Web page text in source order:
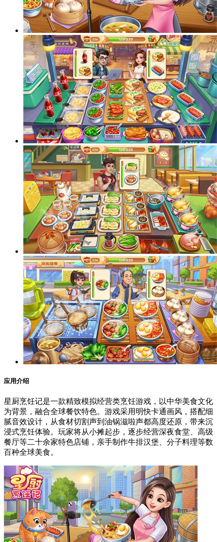
应用介绍
星厨烹饪记是一款精致模拟经营类烹饪游戏，以中华美食文化
为背景，融合全球餐饮特色。游戏采用明快卡通画风，搭配细
腻音效设计，从食材切割声到油锅滋啦声都高度还原，带来沉
浸式烹饪体验。玩家将从小摊起步，逐步经营深夜食堂、高级
餐厅等二十余家特色店铺，亲手制作牛排汉堡、分子料理等数
百种全球美食。